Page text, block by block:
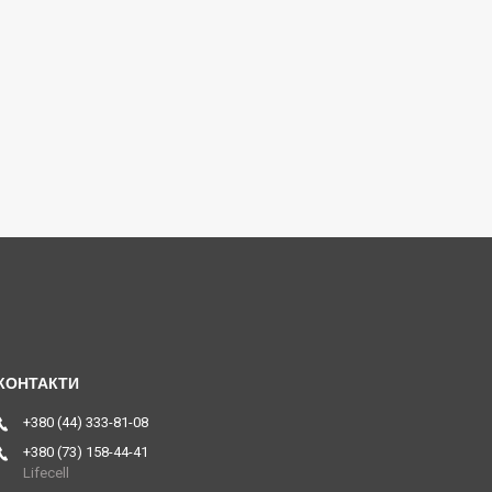
+380 (44) 333-81-08
+380 (73) 158-44-41
Lifecell